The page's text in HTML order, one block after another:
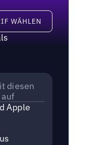
WÄHLEN
diesen
Apple